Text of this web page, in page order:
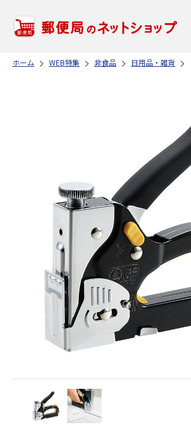
ホーム WEB特集 非食品 日用品・雑貨